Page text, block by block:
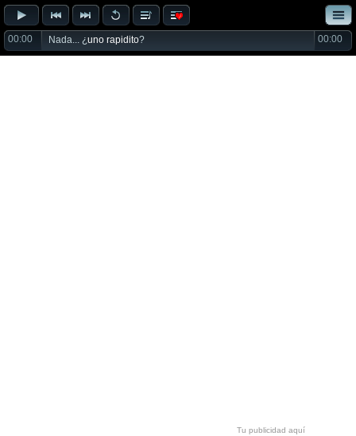
00:00 Nada... ¿uno rapidito? 00:00
Tu publicidad aquí